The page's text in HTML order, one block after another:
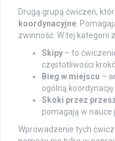
Drugą grupą ćwiczeń,
koordynacyjne .
zwinność. W tej kategorii
Skipy – to
częstotliwości
Bieg w miejscu –
ogólną koordynację
Skoki przez
pomagają w nauce
Wprowadzenie tych